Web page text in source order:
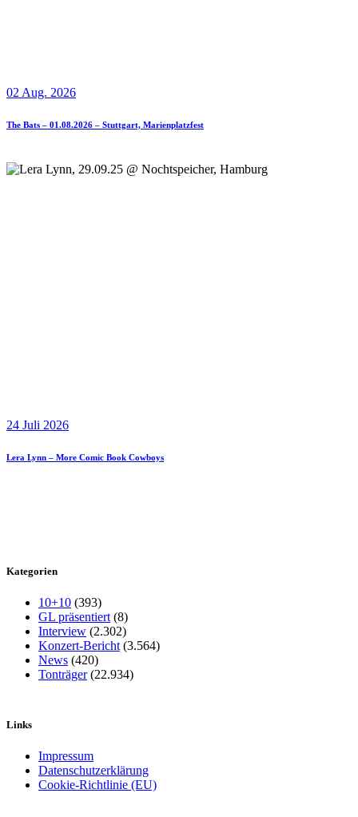
02 Aug. 2026
The Bats – 01.08.2026 – Stuttgart, Marienplatzfest
24 Juli 2026
Lera Lynn – More Comic Book Cowboys
Kategorien
10+10 (393)
GL präsentiert (8)
Interview (2.302)
Konzert-Bericht (3.564)
News (420)
Tonträger(22.934)
Links
Impressum
Datenschutzerklärung
Cookie-Richtlinie (EU)